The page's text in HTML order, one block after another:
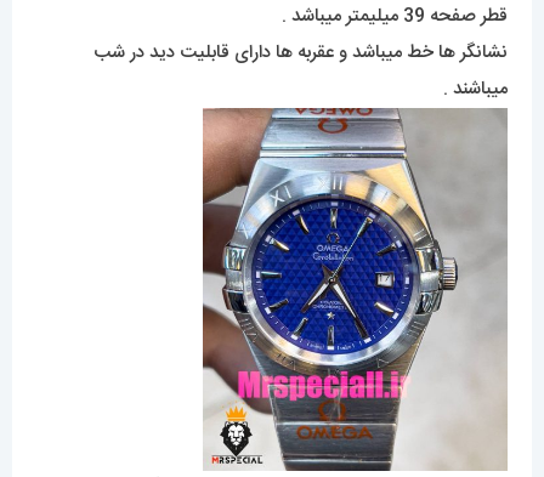
قطر صفحه 39 میلیمتر میباشد .
نشانگر ها خط میباشد و عقربه ها دارای قابلیت دید در شب
میباشند .